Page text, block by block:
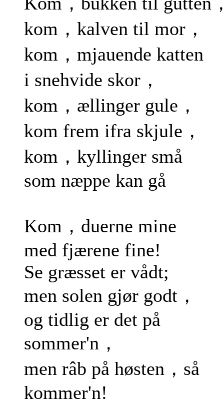
kom，kalven til mor，
kom，mjauende katten
i snehvide skor，
kom，ællinger gule，
kom frem ifra skjule，
kom，kyllinger små
som næppe kan gå
Kom，duerne mine
med fjærene fine!
Se græsset er vådt;
men solen gjør godt，
og tidlig er det på
sommer'n，
men râb på høsten，så
kommer'n!